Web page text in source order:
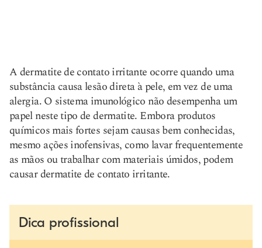
A dermatite de contato irritante ocorre quando uma
substância causa lesão direta à pele, em vez de uma
alergia. O sistema imunológico não desempenha um
papel neste tipo de dermatite. Embora produtos
químicos mais fortes sejam causas bem conhecidas,
mesmo ações inofensivas, como lavar frequentemente
as mãos ou trabalhar com materiais úmidos, podem
causar dermatite de contato irritante.
Dica profissional